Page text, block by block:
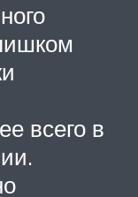
всего в